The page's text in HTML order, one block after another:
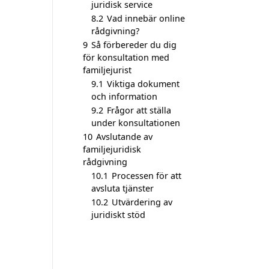
juridisk service
8.2 Vad innebär online
rådgivning?
9 Så förbereder du dig
för konsultation med
familjejurist
9.1 Viktiga dokument
och information
9.2 Frågor att ställa
under konsultationen
10 Avslutande av
familjejuridisk
rådgivning
10.1 Processen för att
avsluta tjänster
10.2 Utvärdering av
juridiskt stöd